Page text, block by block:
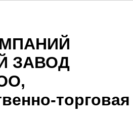
ЗАВОД
торговая